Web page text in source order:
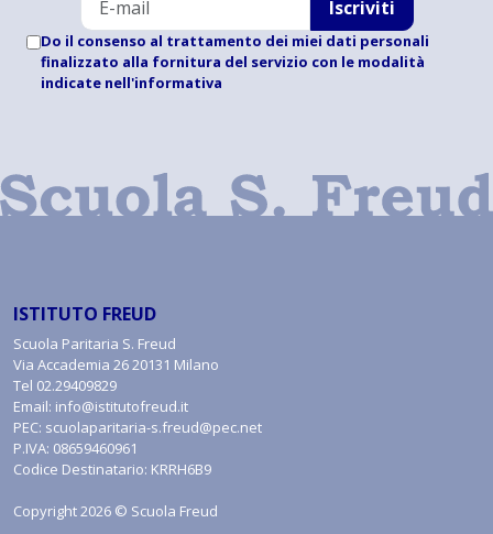
Iscriviti
Do il consenso al trattamento dei miei dati personali
finalizzato alla fornitura del servizio con le modalità
indicate nell'informativa
ISTITUTO FREUD
Scuola Paritaria S. Freud
Via Accademia 26 20131 Milano
Tel 02.29409829
Email: info@istitutofreud.it
PEC: scuolaparitaria-s.freud@pec.net
P.IVA: 08659460961
Codice Destinatario: KRRH6B9
Copyright 2026 © Scuola Freud